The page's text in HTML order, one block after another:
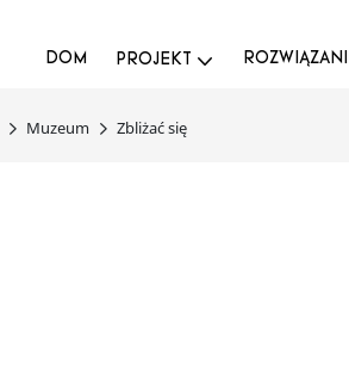
DOM PROJEKT
Muzeum Zbliżać się